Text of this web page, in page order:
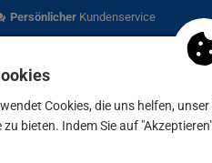
PersönlicherKundenservice
Blog
Cookies, die uns helfen,
bieten. Indem Sie auf